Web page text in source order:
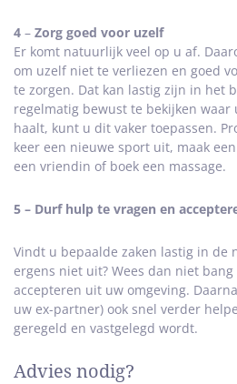
4 – Zorg goed voor uzelf
Er komt natuurlijk veel op u af.
om uzelf niet te verliezen en goed
te zorgen. Dat kan lastig zijn in het
regelmatig bewust te bekijken
haalt, kunt u dit vaker toepassen.
keer een nieuwe sport uit, maak
een vriendin of boek een massage.
5 – Durf hulp te vragen en
Vindt u bepaalde zaken lastig in de
ergens niet uit? Wees dan niet
accepteren uit uw omgeving.
uw ex-partner) ook snel verder
geregeld en vastgelegd wordt.
Advies nodig?